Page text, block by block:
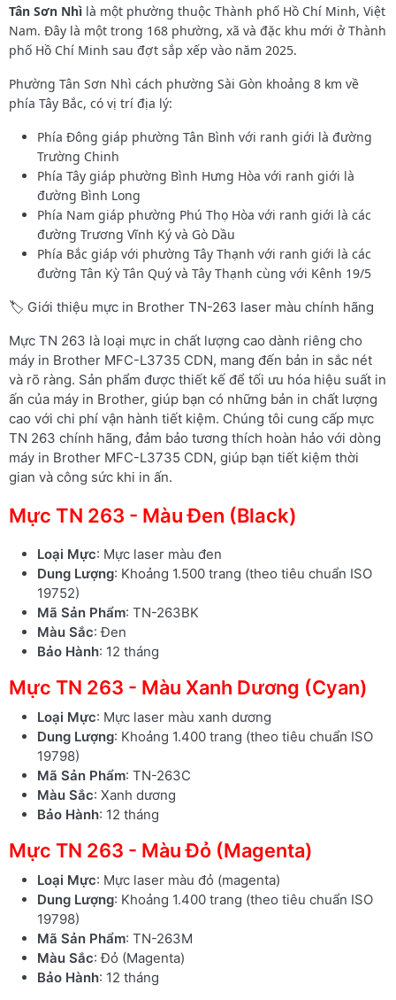
Tân Sơn Nhì là một phường thuộc Thành phố Hồ Chí Minh, Việt
Nam. Đây là một trong 168 phường, xã và đặc khu mới ở Thành
phố Hồ Chí Minh sau đợt sắp xếp vào năm 2025.
Phường Tân Sơn Nhì cách phường Sài Gòn khoảng 8 km về
phía Tây Bắc, có vị trí địa lý:
Phía Đông giáp phường Tân Bình với ranh giới là đường
Trường Chinh
Phía Tây giáp phường Bình Hưng Hòa với ranh giới là
đường Bình Long
Phía Nam giáp phường Phú Thọ Hòa với ranh giới là các
đường Trương Vĩnh Ký và Gò Dầu
Phía Bắc giáp với phường Tây Thạnh với ranh giới là các
đường Tân Kỳ Tân Quý và Tây Thạnh cùng với Kênh 19/5
🏷️ Giới thiệu mực in Brother TN-263 laser màu chính hãng
Mực TN 263 là loại mực in chất lượng cao dành riêng cho
máy in Brother MFC-L3735 CDN, mang đến bản in sắc nét
và rõ ràng. Sản phẩm được thiết kế để tối ưu hóa hiệu suất in
ấn của máy in Brother, giúp bạn có những bản in chất lượng
cao với chi phí vận hành tiết kiệm. Chúng tôi cung cấp mực
TN 263 chính hãng, đảm bảo tương thích hoàn hảo với dòng
máy in Brother MFC-L3735 CDN, giúp bạn tiết kiệm thời
gian và công sức khi in ấn.
Mực TN 263 - Màu Đen (Black)
Loại Mực: Mực laser màu đen
Dung Lượng: Khoảng 1.500 trang (theo tiêu chuẩn ISO
19752)
Mã Sản Phẩm: TN-263BK
Màu Sắc: Đen
Bảo Hành: 12 tháng
Mực TN 263 - Màu Xanh Dương (Cyan)
Loại Mực: Mực laser màu xanh dương
Dung Lượng: Khoảng 1.400 trang (theo tiêu chuẩn ISO
19798)
Mã Sản Phẩm: TN-263C
Màu Sắc: Xanh dương
Bảo Hành: 12 tháng
Mực TN 263 - Màu Đỏ (Magenta)
Loại Mực: Mực laser màu đỏ (magenta)
Dung Lượng: Khoảng 1.400 trang (theo tiêu chuẩn ISO
19798)
Mã Sản Phẩm: TN-263M
Màu Sắc: Đỏ (Magenta)
Bảo Hành: 12 tháng